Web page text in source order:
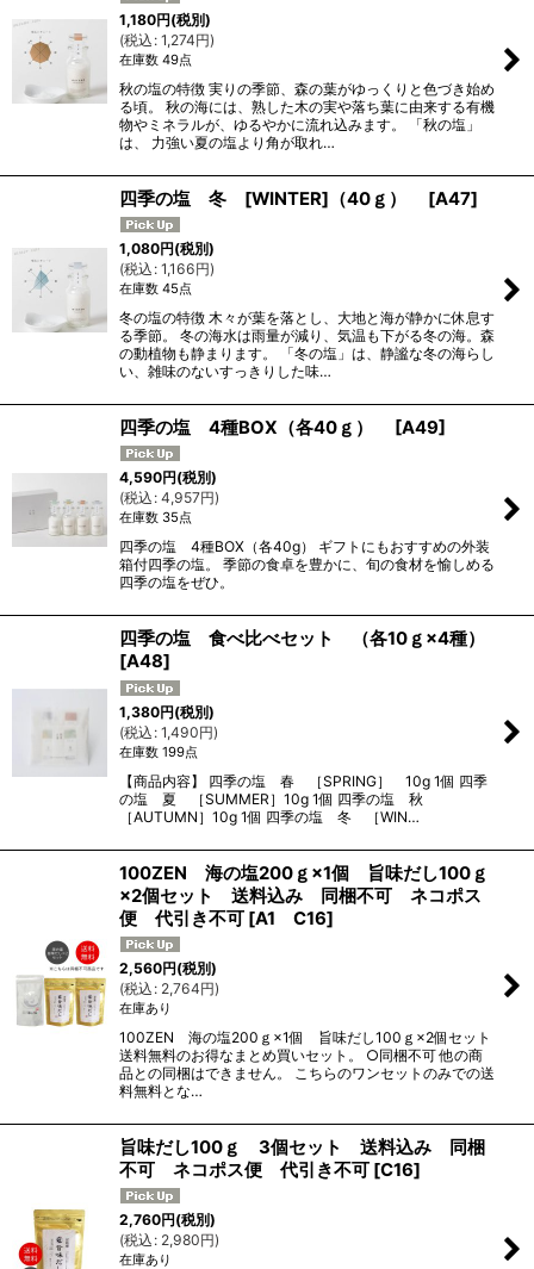
1,180円(税別)
(税込 : 1,274円)
在庫数 49点
秋の塩の特徴 実りの季節、森の葉がゆっくりと色づき始め
る頃。 秋の海には、熟した木の実や落ち葉に由来する有機
物やミネラルが、ゆるやかに流れ込みます。 「秋の塩」
は、 力強い夏の塩より角が取れ…
四季の塩 冬 [WINTER]（40ｇ） [A47]
1,080円(税別)
(税込 : 1,166円)
在庫数 45点
冬の塩の特徴 木々が葉を落とし、大地と海が静かに休息す
る季節。 冬の海水は雨量が減り、気温も下がる冬の海。森
の動植物も静まります。 「冬の塩」は、静謐な冬の海らし
い、雑味のないすっきりした味…
四季の塩 4種BOX（各40ｇ） [A49]
4,590円(税別)
(税込 : 4,957円)
在庫数 35点
四季の塩 4種BOX（各40g） ギフトにもおすすめの外装
箱付四季の塩。 季節の食卓を豊かに、旬の食材を愉しめる
四季の塩をぜひ。
四季の塩 食べ比べセット （各10ｇ×4種）
[A48]
1,380円(税別)
(税込 : 1,490円)
在庫数 199点
【商品内容】 四季の塩 春 ［SPRING］ 10g 1個 四季
の塩 夏 ［SUMMER］10g 1個 四季の塩 秋
［AUTUMN］10g 1個 四季の塩 冬 ［WIN…
100ZEN 海の塩200ｇ×1個 旨味だし100ｇ
×2個セット 送料込み 同梱不可 ネコポス
便 代引き不可 [A1 C16]
2,560円(税別)
(税込 : 2,764円)
在庫あり
100ZEN 海の塩200ｇ×1個 旨味だし100ｇ×2個セット
送料無料のお得なまとめ買いセット。 ○同梱不可 他の商
品との同梱はできません。 こちらのワンセットのみでの送
料無料とな…
旨味だし100ｇ 3個セット 送料込み 同梱
不可 ネコポス便 代引き不可 [C16]
2,760円(税別)
(税込 : 2,980円)
在庫あり